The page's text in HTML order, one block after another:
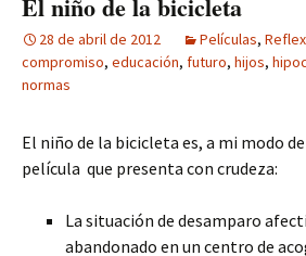
28 de abril de 2012 Películas,
compromiso, educación, futuro, hijos,
normas
El niño de la bicicleta es, a mi modo
película que presenta con crudeza:
La situación de desamparo
abandonado en un centro de